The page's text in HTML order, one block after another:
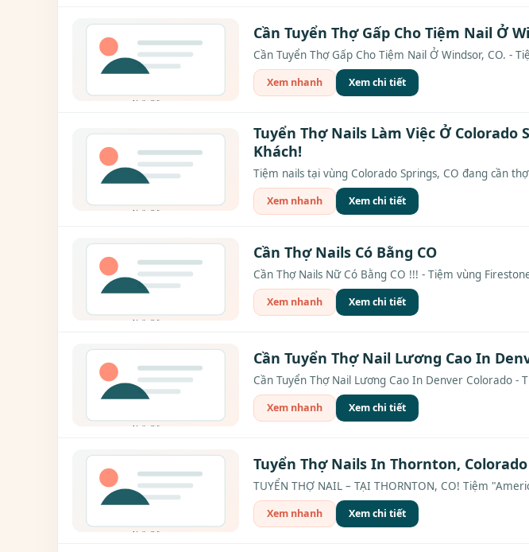
Cần Tuyển Thợ Gấp Cho Tiệm Nail Ở
Cần Tuyển Thợ Gấp Cho Tiệm Nail Ở Windsor, CO. -
Xem nhanh Xem chi tiết
Tuyển Thợ Nails Làm Việc Ở
Khách!
Tiệm nails tại vùng Colorado Springs, CO đang cần
Xem nhanh Xem chi tiết
Cần Thợ Nails Có Bằng CO
Cần Thợ Nails Nữ Có Bằng CO !!! - Tiệm vùng
Xem nhanh Xem chi tiết
Cần Tuyển Thợ Nail Lương Cao In
Cần Tuyển Thợ Nail Lương Cao In Denver Colorado
Xem nhanh Xem chi tiết
Tuyển Thợ Nails In Thornton, Colorado
TUYỂN THỢ NAIL – TẠI THORNTON, CO! Tiệm
Xem nhanh Xem chi tiết